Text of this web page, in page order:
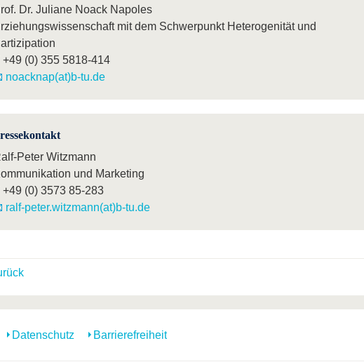
Dr. Juliane Noack Napoles
mit dem Schwerpunkt Heterogenität und
+49 (0) 355 5818-414
noacknap(at)b-tu.de
Peter Witzmann
und Marketing
+49 (0) 3573 85-283
ralf-peter.witzmann(at)b-tu.de
Datenschutz Barrierefreiheit